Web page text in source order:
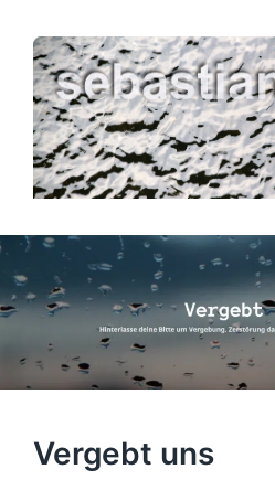
Vergebt uns